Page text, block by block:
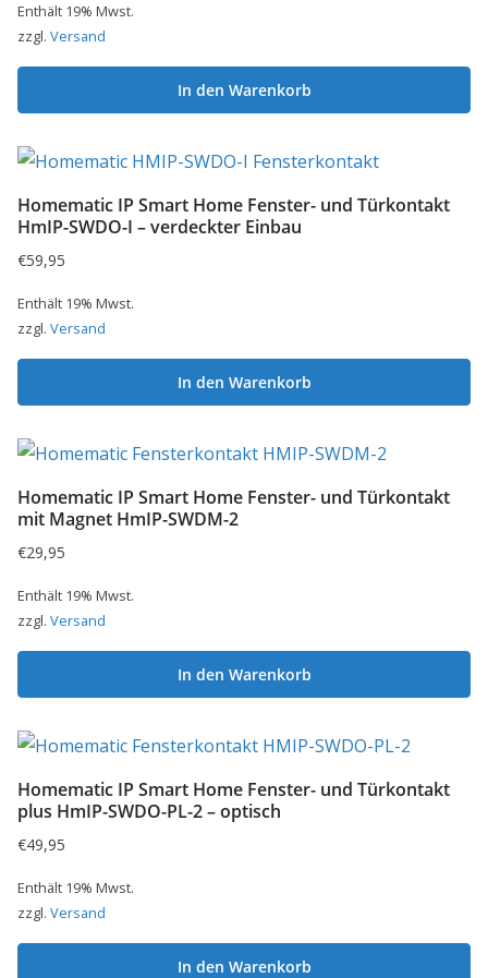
Enthält 19% Mwst.
zzgl. Versand
In den Warenkorb
Homematic IP Smart Home Fenster- und Türkontakt
HmIP-SWDO-I – verdeckter Einbau
€59,95
Enthält 19% Mwst.
zzgl. Versand
In den Warenkorb
Homematic IP Smart Home Fenster- und Türkontakt
mit Magnet HmIP-SWDM-2
€29,95
Enthält 19% Mwst.
zzgl. Versand
In den Warenkorb
Homematic IP Smart Home Fenster- und Türkontakt
plus HmIP-SWDO-PL-2 – optisch
€49,95
Enthält 19% Mwst.
zzgl. Versand
In den Warenkorb